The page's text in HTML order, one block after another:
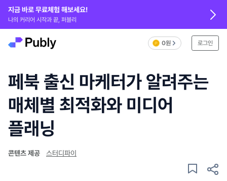
지금 바로 무료체험 해보세요!
나의 커리어 시작과 끝, 퍼블리
0원 로그인
페북 출신 마케터가 알려주는
매체별 최적화와 미디어
플래닝
콘텐츠 제공 스터디파이